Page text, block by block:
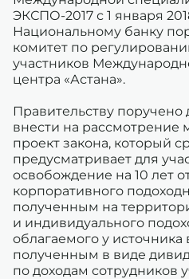
ЭКСПО-2017 с 1 января
Национальному банку
комитет по
участников
центра «Астана».
Правительству поручено
внести на рассмотрение
проект закона, который
предусматривает для
освобождение на 10 лет
корпоративного
полученным на
и индивидуального
облагаемого у
полученным в виде
по доходам сотрудников